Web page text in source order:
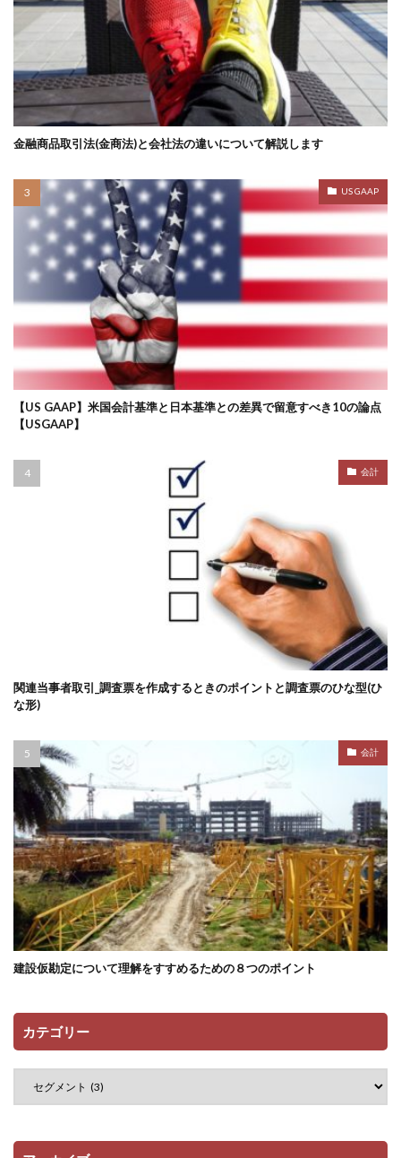
金融商品取引法(金商法)と会社法の違いについて解説します
US GAAP
【US GAAP】米国会計基準と日本基準との差異で留意すべき10の論点
【USGAAP】
会計
関連当事者取引_調査票を作成するときのポイントと調査票のひな型(ひ
な形)
会計
建設仮勘定について理解をすすめるための８つのポイント
カテゴリー